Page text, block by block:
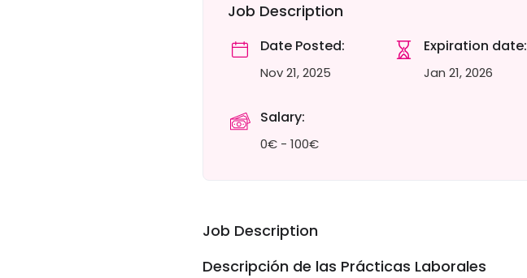
Job Description
Date Posted:
Nov 21, 2025
Expiration date:
Jan 21, 2026
Salary:
0€ - 100€
Job Description
Descripción de las Prácticas Laborales